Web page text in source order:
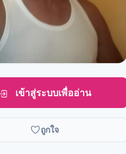
เข้าสู่ระบบเพื่ออ่าน
ถูกใจ